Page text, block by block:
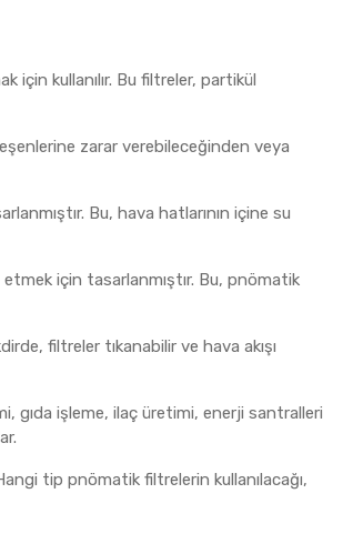
için kullanılır. Bu filtreler, partikül
zarar verebileceğinden veya
Bu, hava hatlarının içine su
etmek için tasarlanmıştır. Bu, pnömatik
filtreler tıkanabilir ve hava akışı
işleme, ilaç üretimi, enerji santralleri
tip pnömatik filtrelerin kullanılacağı,